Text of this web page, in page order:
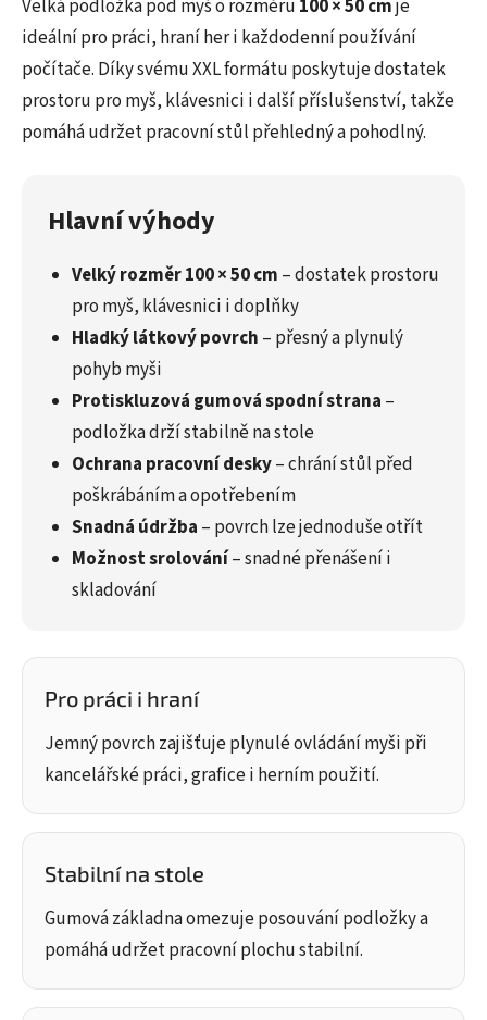
Velká podložka pod myš o rozměru 100 × 50 cmje
ideální pro práci, hraní her i každodenní používání
počítače. Díky svému XXL formátu poskytuje dostatek
prostoru pro myš, klávesnici i další příslušenství, takže
pomáhá udržet pracovní stůl přehledný a pohodlný.
Hlavní výhody
Velký rozměr 100 × 50 cm – dostatek prostoru
pro myš, klávesnici i doplňky
Hladký látkový povrch – přesný a plynulý
pohyb myši
Protiskluzová gumová spodní strana –
podložka drží stabilně na stole
Ochrana pracovní desky– chrání stůl před
poškrábáním a opotřebením
Snadná údržba – povrch lze jednoduše otřít
Možnost srolování– snadné přenášení i
skladování
Pro práci i hraní
Jemný povrch zajišťuje plynulé ovládání myši při
kancelářské práci, grafice i herním použití.
Stabilní na stole
Gumová základna omezuje posouvání podložky a
pomáhá udržet pracovní plochu stabilní.